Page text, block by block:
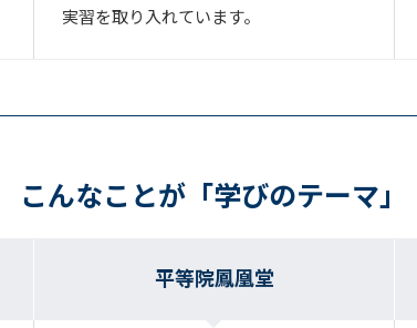
実習を取り入れています。
こんなことが「学びのテーマ」
平等院鳳凰堂